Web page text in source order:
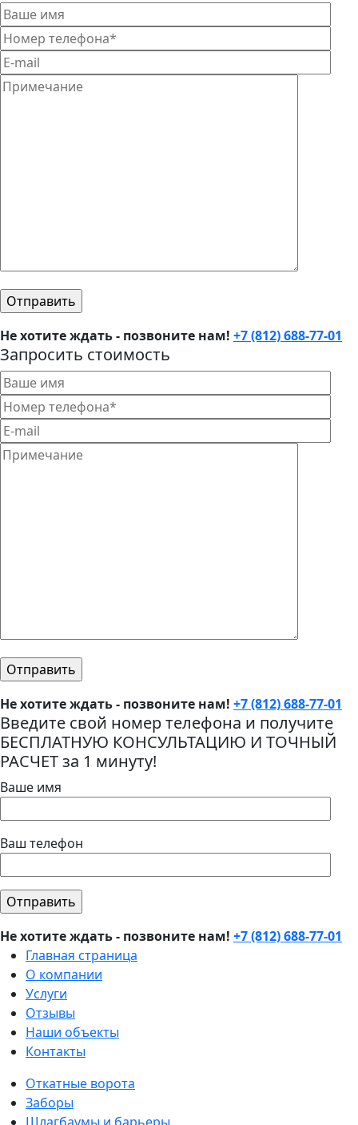
Не хотите ждать - позвоните нам! +7 (812) 688-77-01
Запросить стоимость
Не хотите ждать - позвоните нам! +7 (812) 688-77-01
Введите свой номер телефона и получите
БЕСПЛАТНУЮ КОНСУЛЬТАЦИЮ И ТОЧНЫЙ
РАСЧЕТ за 1 минуту!
Ваше имя
Ваш телефон
Не хотите ждать - позвоните нам! +7 (812) 688-77-01
Главная страница
О компании
Услуги
Отзывы
Наши объекты
Контакты
Откатные ворота
Заборы